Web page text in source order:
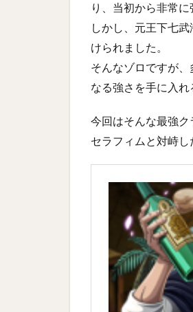
り、当初から非常に
しかし、元王下七
けられました。
そんなゾロですが
なる強さを手に入れ
今回はそんな最強ク
セラフィムと対峙し